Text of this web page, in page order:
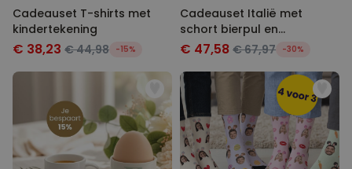
Cadeauset T-shirts met
kindertekening
€ 38,23 € 44,98 -15%
Cadeauset Italië met
schort bierpul en
espressokopje
€ 47,58 € 67,97 -30%